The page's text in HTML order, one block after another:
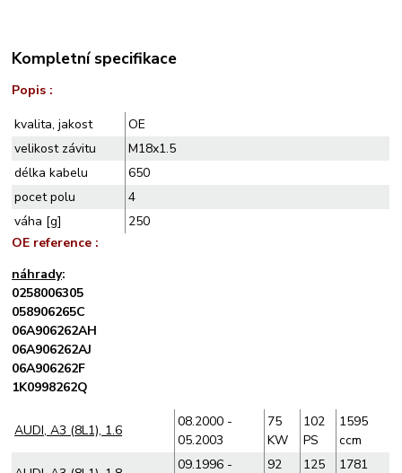
Kompletní specifikace
Popis :
kvalita, jakost
OE
velikost závitu
M18x1.5
délka kabelu
650
pocet polu
4
váha [g]
250
OE reference :
náhrady:
0258006305
058906265C
06A906262AH
06A906262AJ
06A906262F
1K0998262Q
AUDI, A3 (8L1), 1.6
08.2000 -
05.2003
75
KW
102
PS
1595
ccm
09.1996 -
92
125
1781